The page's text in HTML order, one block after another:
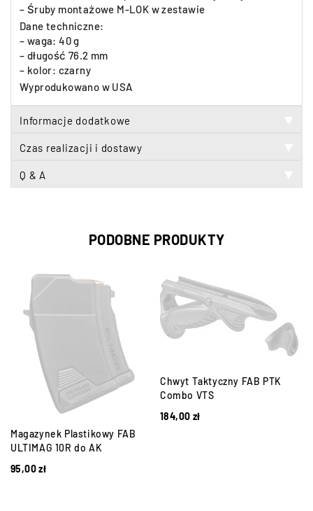
– Śruby montażowe M-LOK w zestawie
Dane techniczne:
– waga: 40 g
– długość 76.2 mm
– kolor: czarny
Wyprodukowano w USA
Informacje dodatkowe
Czas realizacji i dostawy
Q & A
PODOBNE PRODUKTY
Magazynek Plastikowy FAB
ULTIMAG 10R do AK
95,00zł
Chwyt Taktyczny FAB PTK
Combo VTS
184,00 zł